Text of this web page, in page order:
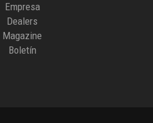
Empresa
Dealers
Magazine
Boletín